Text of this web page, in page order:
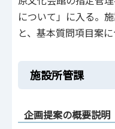
について」に入る。
と、基本質問項目案
施設所管課
企画提案の概要説明